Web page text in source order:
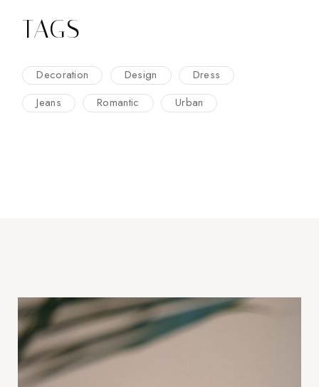
TAGS
Decoration Design
Dress
Jeans
Romantic Urban